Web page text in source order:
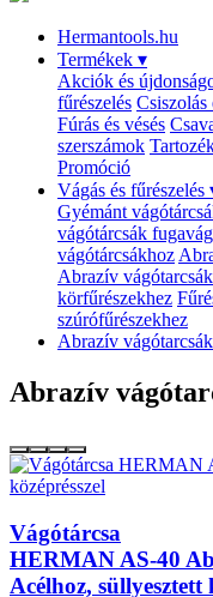
Hermantools.hu
Termékek ▾
Akciók és
fűrészelés Csiszolás
Fúrás és vésés
szerszámok
Promóció
Vágás és fűrészelés
Gyémánt
vágótárcsák
vágótárcsákhoz
Abrazív
körfűrészekhez
szúrófűrészekhez
Abrazív
Abrazív
Vágótárcsa
HERMAN AS-40
Acélhoz, süllyesztett